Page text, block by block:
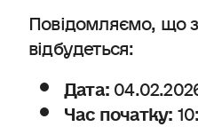
Повідомляємо, що
відбудеться:
Дата:
Час початку: